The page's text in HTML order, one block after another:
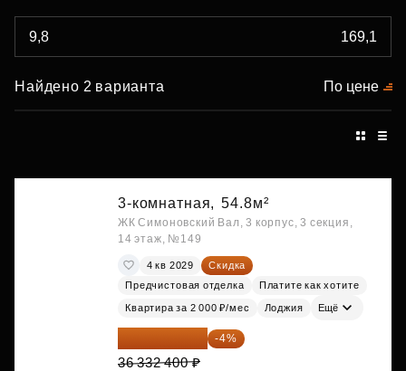
Найдено 2 варианта По цене
3-комнатная, 54.8м²
ЖК Симоновский Вал, 3 корпус, 3 секция,
14 этаж, №149
4 кв 2029
Скидка
Предчистовая отделка
Платите как хотите
Квартира за 2 000 ₽/мес Лоджия Ещё
34 879 104 ₽ -4%
36 332 400 ₽